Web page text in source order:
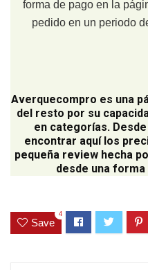
forma de pago en la
pedido en un periodo
Averquecompro es una
del resto por su
en categorías.
encontrar aquí los
pequeña review hecha
desde una
Save
4